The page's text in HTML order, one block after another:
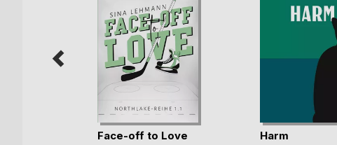
Face-off to Love Harm